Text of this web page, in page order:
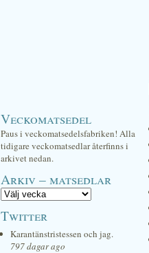
Veckomatsedel
Paus i veckomatsedelsfabriken! Alla
tidigare veckomatsedlar återfinns i
arkivet nedan.
Arkiv – matsedlar
Twitter
Karantänstristessen och jag.
797 dagar ago